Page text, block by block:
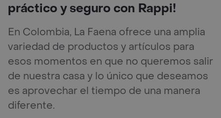
práctico y seguro con Rappi!
En Colombia, La Faena ofrece una amplia
variedad de productos y artículos para
esos momentos en que no queremos salir
de nuestra casa y lo único que deseamos
es aprovechar el tiempo de una manera
diferente.